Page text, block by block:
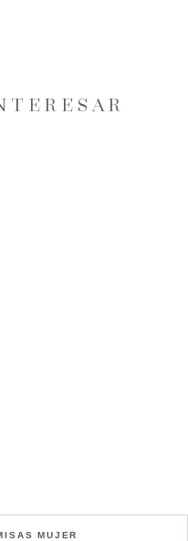
MUJER